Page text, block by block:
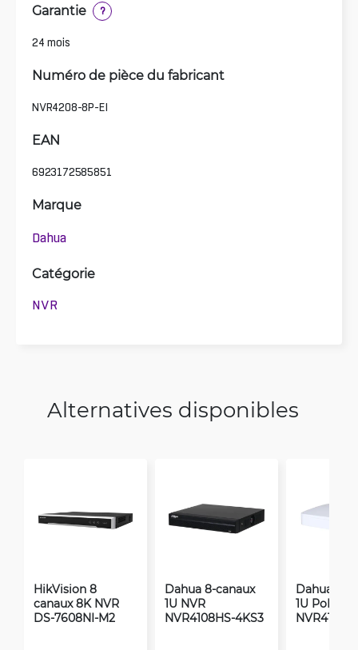
Garantie ?
24 mois
Numéro de pièce du fabricant
NVR4208-8P-EI
EAN
6923172585851
Marque
Dahua
Catégorie
NVR
Alternatives disponibles
HikVision 8
canaux 8K NVR
DS-7608NI-M2
Dahua 8-canaux
1U NVR
NVR4108HS-4KS3
Dahua 8-
1U PoE
NVR4108-